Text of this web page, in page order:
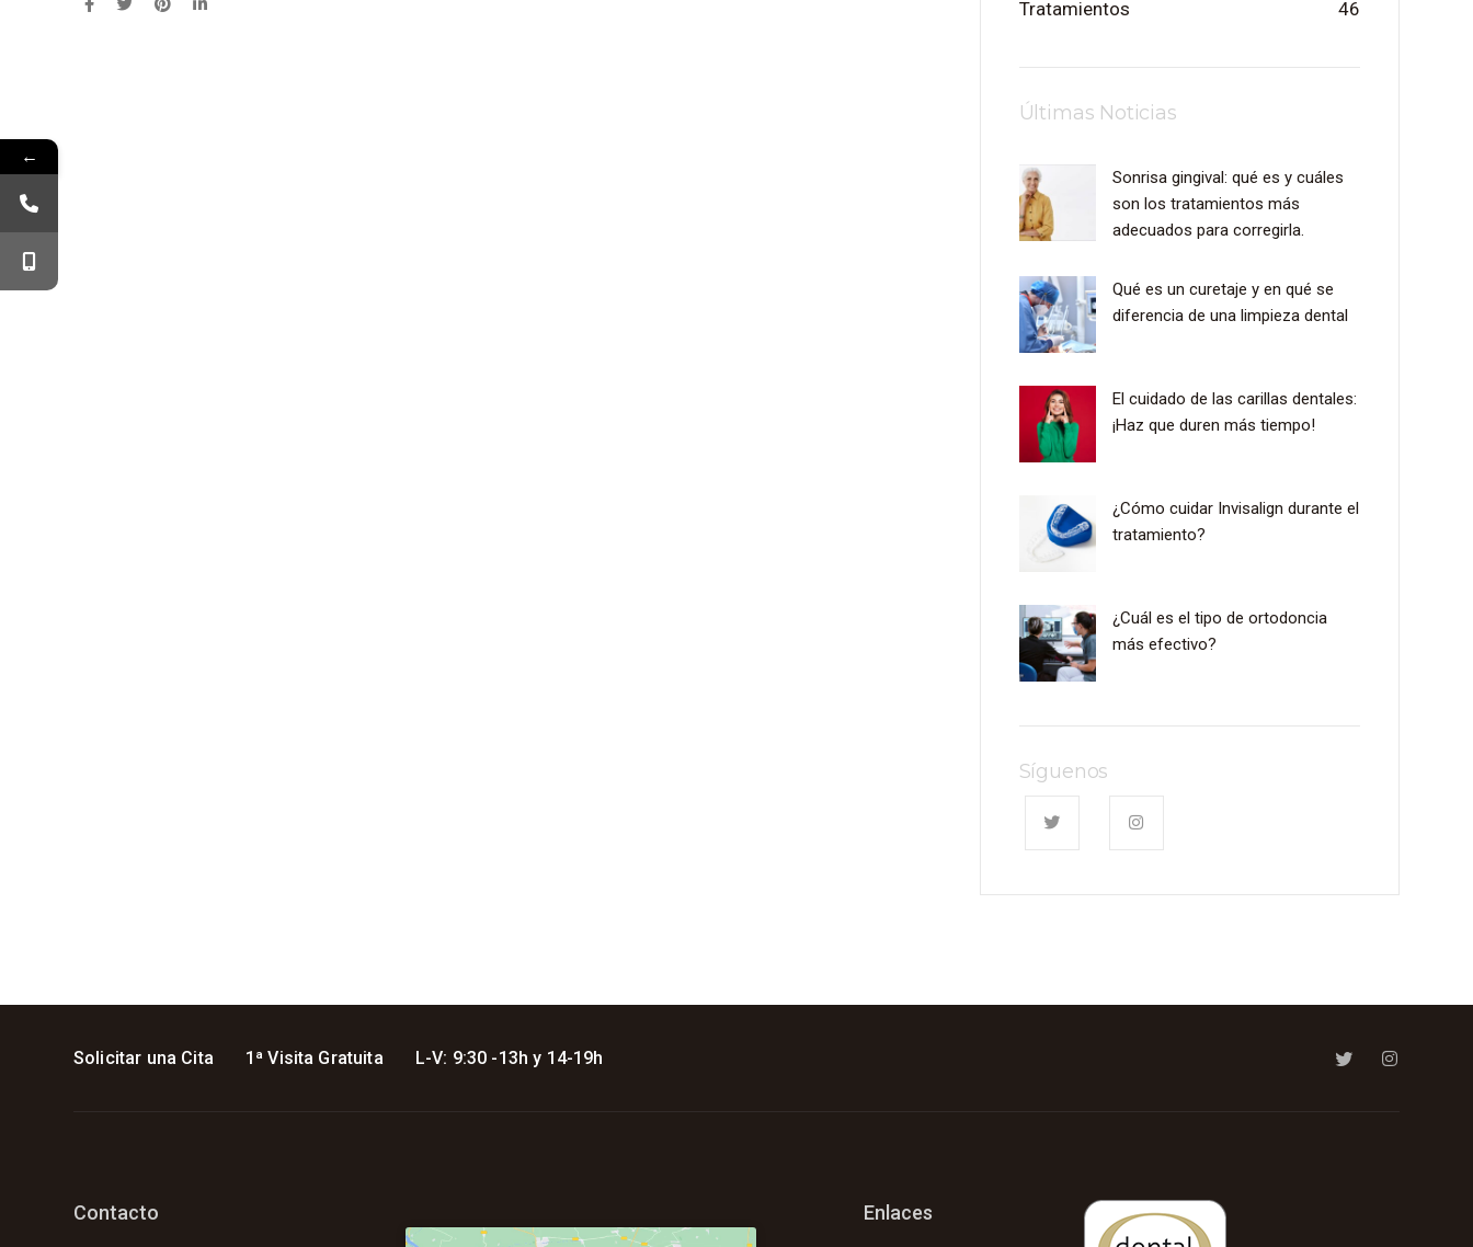
Tratamientos 46
Últimas Noticias
Sonrisa gingival: qué es y cuáles
son los tratamientos más
adecuados para corregirla.
Qué es un curetaje y en qué se
diferencia de una limpieza dental
El cuidado de las carillas dentales:
¡Haz que duren más tiempo!
¿Cómo cuidar Invisalign durante el
tratamiento?
¿Cuál es el tipo de ortodoncia
más efectivo?
Síguenos
Solicitar una Cita 1ª Visita Gratuita L-V: 9:30 -13h y 14-19h
Contacto Enlaces
←